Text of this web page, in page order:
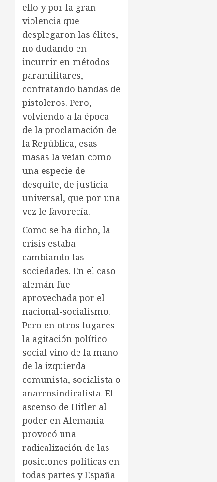
ello y por la gran
violencia que
desplegaron las élites,
no dudando en
incurrir en métodos
paramilitares,
contratando bandas de
pistoleros. Pero,
volviendo a la época
de la proclamación de
la República, esas
masas la veían como
una especie de
desquite, de justicia
universal, que por una
vez le favorecía.
Como se ha dicho, la
crisis estaba
cambiando las
sociedades. En el caso
alemán fue
aprovechada por el
nacional-socialismo.
Pero en otros lugares
la agitación político-
social vino de la mano
de la izquierda
comunista, socialista o
anarcosindicalista. El
ascenso de Hitler al
poder en Alemania
provocó una
radicalización de las
posiciones políticas en
todas partes y España